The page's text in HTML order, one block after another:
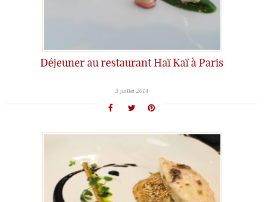
Déjeuner au restaurant Haï Kaï à Paris
3 juillet 2014